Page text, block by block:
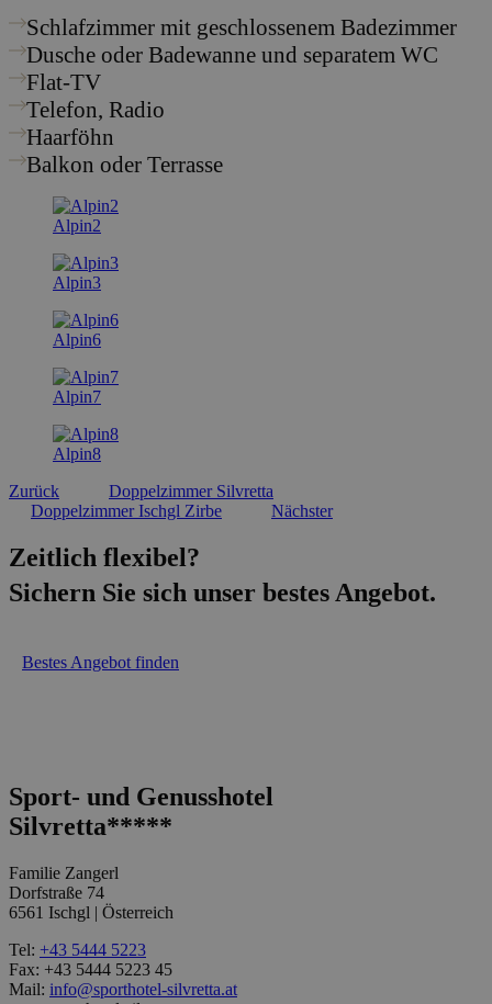
Schlafzimmer mit geschlossenem Badezimmer
Dusche oder Badewanne und separatem WC
Flat-TV
Telefon, Radio
Haarföhn
Balkon oder Terrasse
Alpin2
Alpin3
Alpin6
Alpin7
Alpin8
Zurück
Doppelzimmer Silvretta
Doppelzimmer Ischgl Zirbe
Nächster
Zeitlich flexibel?
Sichern Sie sich unser bestes Angebot.
Bestes Angebot finden
Sport- und Genusshotel
Silvretta*****
Familie Zangerl
Dorfstraße 74
6561 Ischgl | Österreich
Tel: +43 5444 5223
Fax: +43 5444 5223 45
Mail: info@sporthotel-silvretta.at